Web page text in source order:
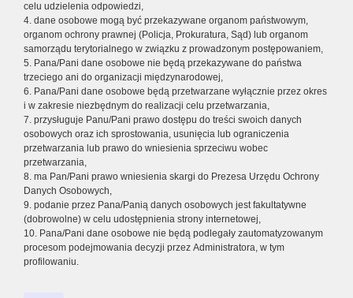
celu udzielenia odpowiedzi,
4. dane osobowe mogą być przekazywane organom państwowym,
organom ochrony prawnej (Policja, Prokuratura, Sąd) lub organom
samorządu terytorialnego w związku z prowadzonym postępowaniem,
5. Pana/Pani dane osobowe nie będą przekazywane do państwa
trzeciego ani do organizacji międzynarodowej,
6. Pana/Pani dane osobowe będą przetwarzane wyłącznie przez okres
i w zakresie niezbędnym do realizacji celu przetwarzania,
7. przysługuje Panu/Pani prawo dostępu do treści swoich danych
osobowych oraz ich sprostowania, usunięcia lub ograniczenia
przetwarzania lub prawo do wniesienia sprzeciwu wobec
przetwarzania,
8. ma Pan/Pani prawo wniesienia skargi do Prezesa Urzędu Ochrony
Danych Osobowych,
9. podanie przez Pana/Panią danych osobowych jest fakultatywne
(dobrowolne) w celu udostępnienia strony internetowej,
10. Pana/Pani dane osobowe nie będą podlegały zautomatyzowanym
procesom podejmowania decyzji przez Administratora, w tym
profilowaniu.